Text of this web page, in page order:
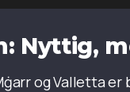
Nyttig,
og Valletta